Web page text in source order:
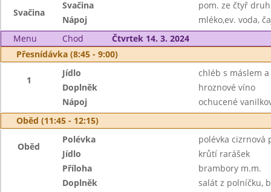
Svačina
Svačina
pom. ze čtyř
Nápoj
mléko,ev. voda,
Menu
Chod
Čtvrtek 14. 3. 2024
Přesnídávka (8:45 - 9:00)
1
Jídlo
chléb s máslem
Doplněk
hroznové víno
Nápoj
ochucené
Oběd (11:45 - 12:15)
Oběd
Polévka
polévka cizrnová
Jídlo
krůtí rarášek
Příloha
brambory m.m.
Doplněk
salát z polníčku,